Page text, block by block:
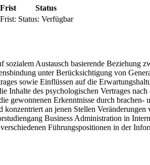
Frist
Status
Frist: Status: Verfügbar
Austausch basierende
unter Berücksichtigung von
sowie Einflüssen auf die
des psychologischen Vertrages
gewonnenen Erkenntnisse durch
an jenen Stellen
Business Administration in
Führungspositionen in der